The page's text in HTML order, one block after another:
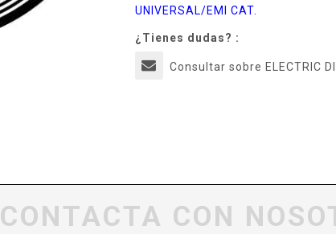
UNIVERSAL/EMI CAT.
¿Tienes dudas? :
Consultar sobre ELECTRIC
CONTACTA CON